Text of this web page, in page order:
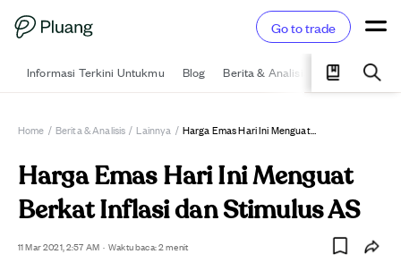
Go to trade
Informasi Terkini Untukmu Blog Berita & Analisis Pelajari
Home / Berita & Analisis / Lainnya / Harga Emas Hari Ini Menguat Berkat Inflasi Dan Stimulus AS
Harga Emas Hari Ini Menguat
Berkat Inflasi dan Stimulus AS
11 Mar 2021, 2:57 AM · Waktu baca: 2 menit